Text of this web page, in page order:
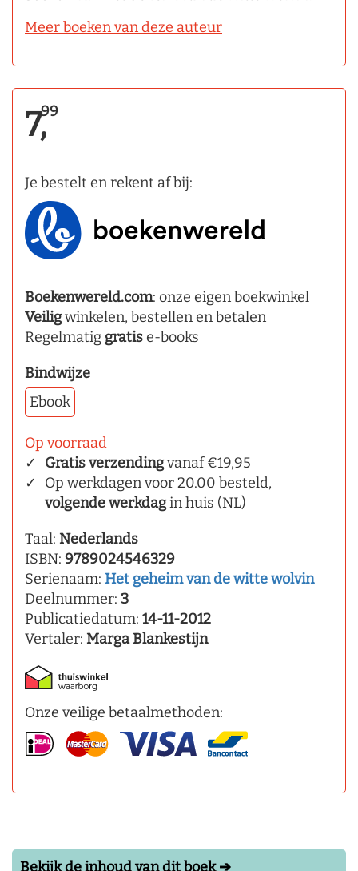
Meer boeken van deze auteur
7,99
Je bestelt en rekent af bij:
Boekenwereld.com: onze eigen boekwinkel
Veiligwinkelen, bestellen en betalen
Regelmatig gratise-books
Bindwijze
Ebook
Op voorraad
Gratis verzendingvanaf €19,95
Op werkdagen voor 20.00 besteld,
volgende werkdagin huis (NL)
Taal: Nederlands
ISBN: 9789024546329
Serienaam: Het geheim van de witte wolvin
Deelnummer: 3
Publicatiedatum: 14-11-2012
Vertaler: Marga Blankestijn
Onze veilige betaalmethoden:
Bekijk de inhoud van dit boek ➔